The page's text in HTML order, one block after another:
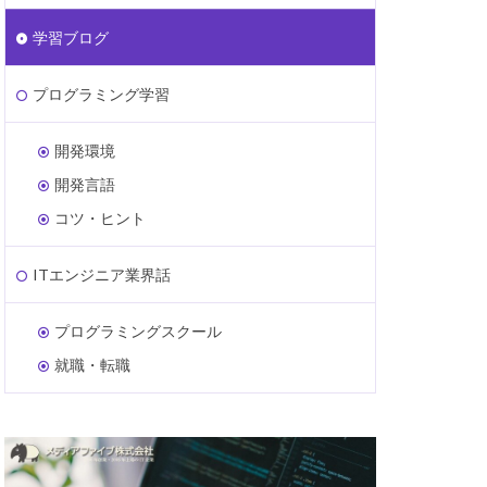
学習ブログ
プログラミング学習
開発環境
開発言語
コツ・ヒント
ITエンジニア業界話
プログラミングスクール
就職・転職